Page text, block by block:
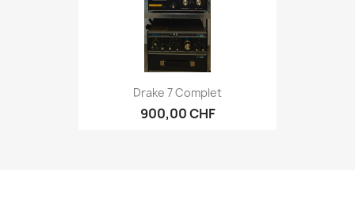
Drake 7 Complet
900,00 CHF